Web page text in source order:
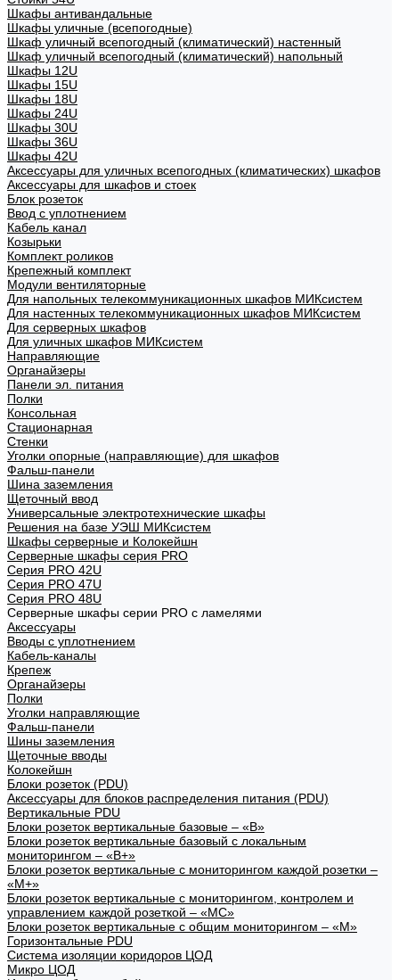
Шкафы антивандальные
Шкафы уличные (всепогодные)
Шкаф уличный всепогодный (климатический) настенный
Шкаф уличный всепогодный (климатический) напольный
Шкафы 12U
Шкафы 15U
Шкафы 18U
Шкафы 24U
Шкафы 30U
Шкафы 36U
Шкафы 42U
Аксессуары для уличных всепогодных (климатических) шкафов
Аксессуары для шкафов и стоек
Блок розеток
Ввод с уплотнением
Кабель канал
Козырьки
Комплект роликов
Крепежный комплект
Модули вентиляторные
Для напольных телекоммуникационных шкафов МИКсистем
Для настенных телекоммуникационных шкафов МИКсистем
Для серверных шкафов
Для уличных шкафов МИКсистем
Направляющие
Органайзеры
Панели эл. питания
Полки
Консольная
Стационарная
Стенки
Уголки опорные (направляющие) для шкафов
Фальш-панели
Шина заземления
Щеточный ввод
Универсальные электротехнические шкафы
Решения на базе УЭШ МИКсистем
Шкафы серверные и Колокейшн
Серверные шкафы серия PRO
Серия PRO 42U
Серия PRO 47U
Серия PRO 48U
Серверные шкафы серии PRO с ламелями
Аксессуары
Вводы с уплотнением
Кабель-каналы
Крепеж
Органайзеры
Полки
Уголки направляющие
Фальш-панели
Шины заземления
Щеточные вводы
Колокейшн
Блоки розеток (PDU)
Аксессуары для блоков распределения питания (PDU)
Вертикальные PDU
Блоки розеток вертикальные базовые – «В»
Блоки розеток вертикальные базовый с локальным
мониторингом – «В+»
Блоки розеток вертикальные с мониторингом каждой розетки –
«М+»
Блоки розеток вертикальные с мониторингом, контролем и
управлением каждой розеткой – «МС»
Блоки розеток вертикальные с общим мониторингом – «М»
Горизонтальные PDU
Система изоляции коридоров ЦОД
Микро ЦОД